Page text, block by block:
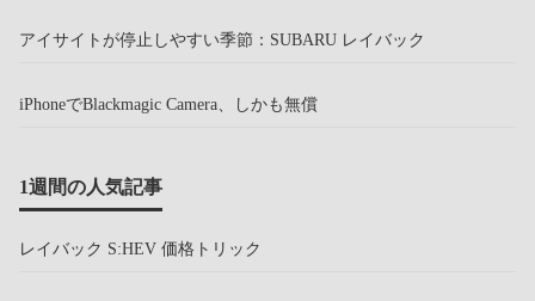
アイサイトが停止しやすい季節：SUBARU レイバック
iPhoneでBlackmagic Camera、しかも無償
1週間の人気記事
レイバック S:HEV 価格トリック